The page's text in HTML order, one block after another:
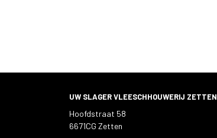
UW SLAGER VLEESCHHOUWERIJ ZETTEN
Hoofdstraat 58
6671CG Zetten